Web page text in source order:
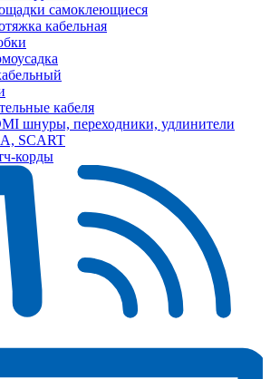
самоклеющиеся
кабельная
кабеля
шнуры, переходники, удлинители
SCART
корды